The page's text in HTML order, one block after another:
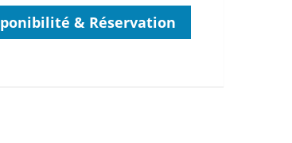
& Réservation